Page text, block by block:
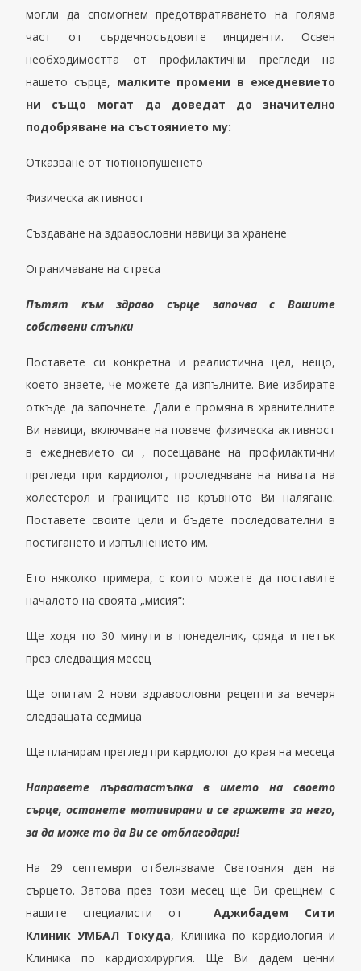
могли да спомогнем предотвратяването на голяма
част от сърдечносъдовите инциденти. Освен
необходимостта от профилактични прегледи на
нашето сърце, малките промени в ежедневието
ни също могат да доведат до значително
подобряване на състоянието му:
Отказване от тютюнопушенето
Физическа активност
Създаване на здравословни навици за хранене
Ограничаване на стреса
Пътят към здраво сърце започва с Вашите
собствени стъпки
Поставете си конкретна и реалистична цел, нещо,
което знаете, че можете да изпълните. Вие избирате
откъде да започнете. Дали е промяна в хранителните
Ви навици, включване на повече физическа активност
в ежедневието си , посещаване на профилактични
прегледи при кардиолог, проследяване на нивата на
холестерол и границите на кръвното Ви налягане.
Поставете своите цели и бъдете последователни в
постигането и изпълнението им.
Ето няколко примера, с които можете да поставите
началото на своята „мисия“:
Ще ходя по 30 минути в понеделник, сряда и петък
през следващия месец
Ще опитам 2 нови здравословни рецепти за вечеря
следващата седмица
Ще планирам преглед при кардиолог до края на месеца
Направете първатастъпка в името на своето
сърце, останете мотивирани исе грижете за него,
за да може то да Ви се отблагодари!
На 29 септември отбелязваме Световния ден на
сърцето. Затова през този месец ще Ви срещнем с
нашите специалисти от
Аджибадем Сити
Клиник УМБАЛ Токуда, Клиника по кардиология и
Клиника по кардиохирургия. Ще Ви дадем ценни